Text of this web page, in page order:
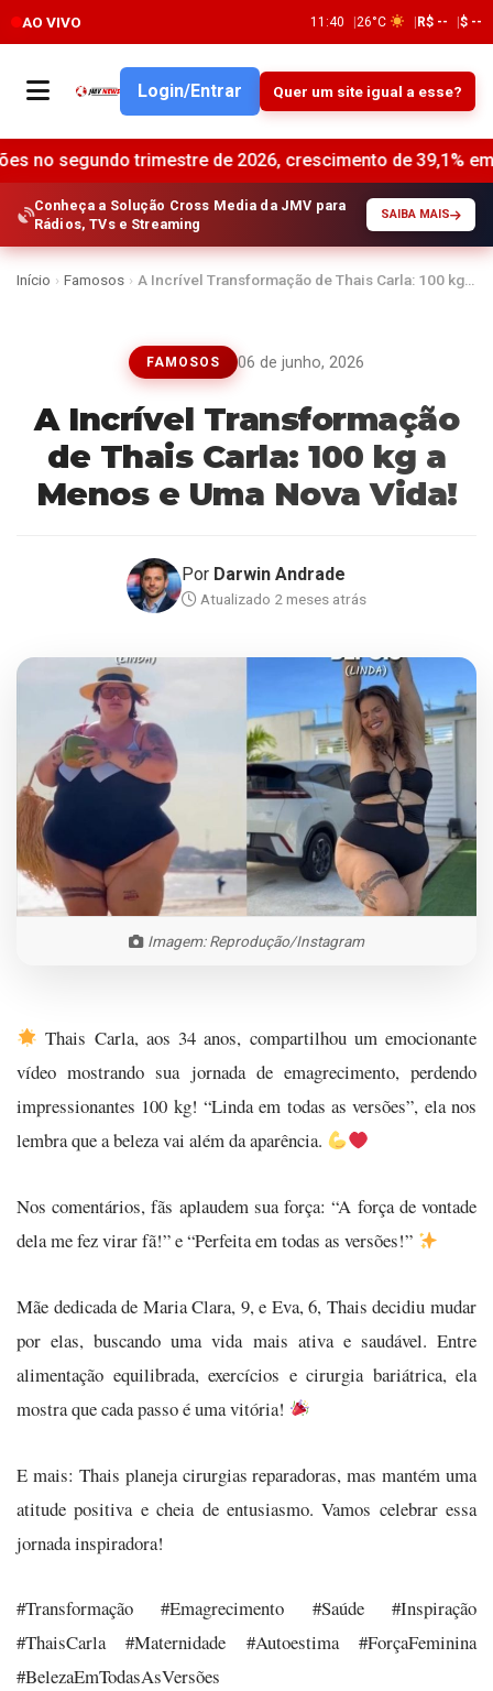
AO VIVO 11:40 26°C R$ -- $ --
Login/Entrar Quer um site igual a esse?
de 2026, crescimento de 39,1% em relação ao
Conheça a Solução Cross Media da JMV para
Rádios, TVs e Streaming
SAIBA MAIS
Início › Famosos › A Incrível Transformação de Thais Carla: 100 kg…
FAMOSOS 06 de junho, 2026
A Incrível Transformação
de Thais Carla: 100 kg a
Menos e Uma Nova Vida!
Por Darwin Andrade
Atualizado 2 meses atrás
Imagem: Reprodução/Instagram
Thais Carla, aos 34 anos, compartilhou um emocionante
vídeo mostrando sua jornada de emagrecimento, perdendo
impressionantes 100 kg! “Linda em todas as versões”, ela nos
lembra que a beleza vai além da aparência.
Nos comentários, fãs aplaudem sua força: “A força de vontade
dela me fez virar fã!” e “Perfeita em todas as versões!”
Mãe dedicada de Maria Clara, 9, e Eva, 6, Thais decidiu mudar
por elas, buscando uma vida mais ativa e saudável. Entre
alimentação equilibrada, exercícios e cirurgia bariátrica, ela
mostra que cada passo é uma vitória!
E mais: Thais planeja cirurgias reparadoras, mas mantém uma
atitude positiva e cheia de entusiasmo. Vamos celebrar essa
jornada inspiradora!
#Transformação #Emagrecimento #Saúde #Inspiração
#ThaisCarla #Maternidade #Autoestima #ForçaFeminina
#BelezaEmTodasAsVersões